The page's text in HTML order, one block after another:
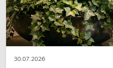
30.07.2026